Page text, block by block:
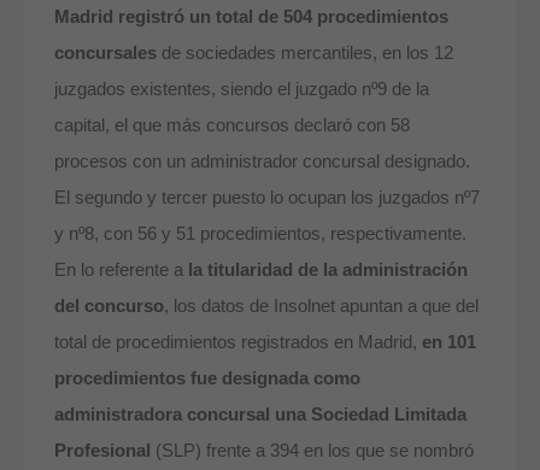
Madrid registró un total de 504 procedimientos
concursales de sociedades mercantiles, en los 12
juzgados existentes, siendo el juzgado nº9 de la
capital, el que más concursos declaró con 58
procesos con un administrador concursal designado.
El segundo y tercer puesto lo ocupan los juzgados nº7
y nº8, con 56 y 51 procedimientos, respectivamente.
En lo referente a la titularidad de la administración
del concurso, los datos de Insolnet apuntan a que del
total de procedimientos registrados en Madrid, en 101
procedimientos fue designada como
administradora concursal una Sociedad Limitada
Profesional (SLP) frente a 394 en los que se nombró